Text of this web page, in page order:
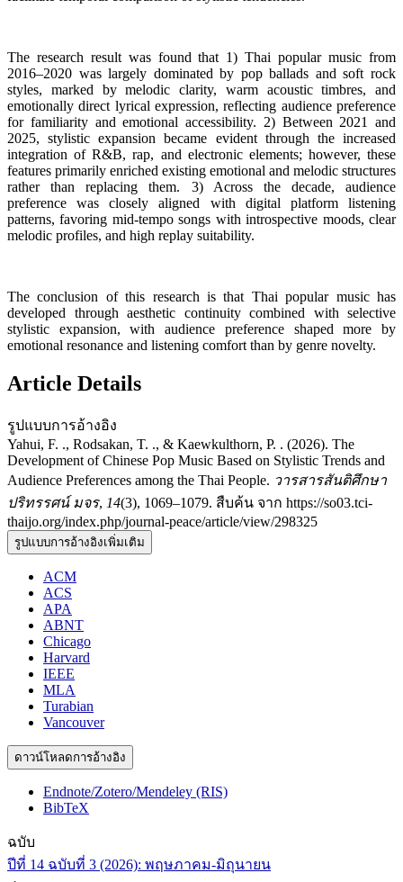
The research result was found that 1) Thai popular music from
2016–2020 was largely dominated by pop ballads and soft rock
styles, marked by melodic clarity, warm acoustic timbres, and
emotionally direct lyrical expression, reflecting audience preference
for familiarity and emotional accessibility. 2) Between 2021 and
2025, stylistic expansion became evident through the increased
integration of R&B, rap, and electronic elements; however, these
features primarily enriched existing emotional and melodic structures
rather than replacing them. 3) Across the decade, audience
preference was closely aligned with digital platform listening
patterns, favoring mid-tempo songs with introspective moods, clear
melodic profiles, and high replay suitability.
The conclusion of this research is that Thai popular music has
developed through aesthetic continuity combined with selective
stylistic expansion, with audience preference shaped more by
emotional resonance and listening comfort than by genre novelty.
Article Details
รูปแบบการอ้างอิง
Yahui, F. ., Rodsakan, T. ., & Kaewkulthorn, P. . (2026). The
Development of Chinese Pop Music Based on Stylistic Trends and
Audience Preferences among the Thai People. วารสารสันติศึกษา
ปริทรรศน์ มจร, 14(3), 1069–1079. สืบค้น จาก https://so03.tci-
thaijo.org/index.php/journal-peace/article/view/298325
รูปแบบการอ้างอิงเพิ่มเติม
ACM
ACS
APA
ABNT
Chicago
Harvard
IEEE
MLA
Turabian
Vancouver
ดาวน์โหลดการอ้างอิง
Endnote/Zotero/Mendeley (RIS)
BibTeX
ฉบับ
ปีที่ 14 ฉบับที่ 3 (2026): พฤษภาคม-มิถุนายน